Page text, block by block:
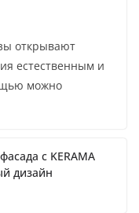
открывают
естественным и
можно
с KERAMA
дизайн